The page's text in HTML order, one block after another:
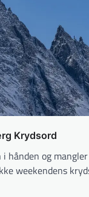
Krydsord
hånden og
weekendens